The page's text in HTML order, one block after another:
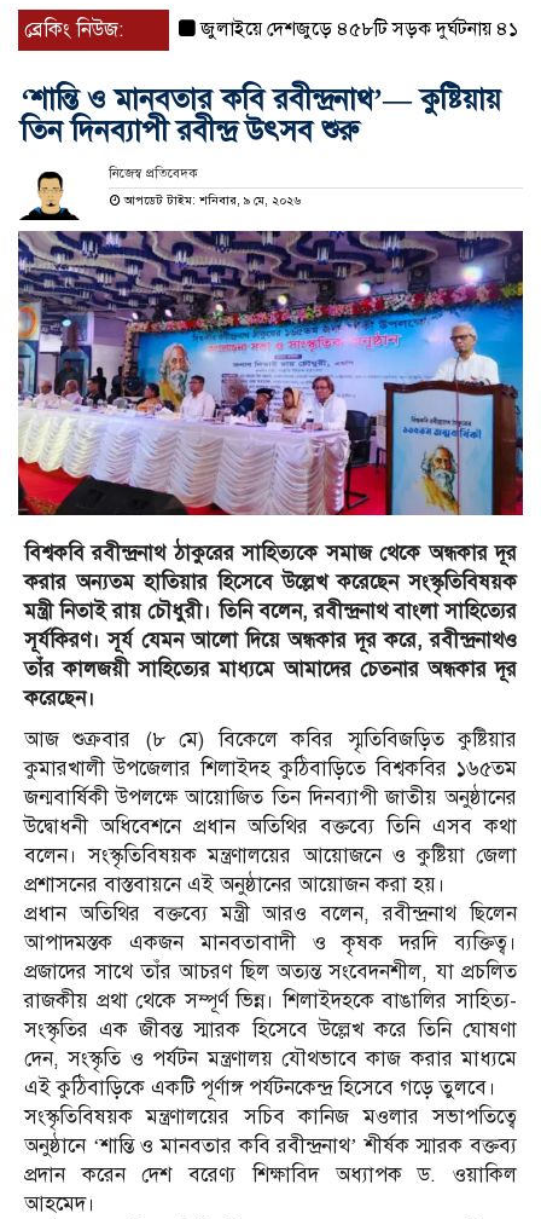
ব্রেকিং নিউজ: জুলাইয়ে দেশজুড়ে ৪৫৮টি সড়ক দুর্ঘটনায় ৪১৬ জন
‘শান্তি ও মানবতার কবি রবীন্দ্রনাথ’— কুষ্টিয়ায়
তিন দিনব্যাপী রবীন্দ্র উৎসব শুরু
নিজেস্ব প্রতিবেদক
আপডেট টাইম: শনিবার, ৯ মে, ২০২৬
​বিশ্বকবি রবীন্দ্রনাথ ঠাকুরের সাহিত্যকে সমাজ থেকে অন্ধকার দূর
করার অন্যতম হাতিয়ার হিসেবে উল্লেখ করেছেন সংস্কৃতিবিষয়ক
মন্ত্রী নিতাই রায় চৌধুরী। তিনি বলেন, রবীন্দ্রনাথ বাংলা সাহিত্যের
সূর্যকিরণ। সূর্য যেমন আলো দিয়ে অন্ধকার দূর করে, রবীন্দ্রনাথও
তাঁর কালজয়ী সাহিত্যের মাধ্যমে আমাদের চেতনার অন্ধকার দূর
করেছেন।
আজ শুক্রবার (৮ মে) বিকেলে কবির স্মৃতিবিজড়িত কুষ্টিয়ার
কুমারখালী উপজেলার শিলাইদহ কুঠিবাড়িতে বিশ্বকবির ১৬৫তম
জন্মবার্ষিকী উপলক্ষে আয়োজিত তিন দিনব্যাপী জাতীয় অনুষ্ঠানের
উদ্বোধনী অধিবেশনে প্রধান অতিথির বক্তব্যে তিনি এসব কথা
বলেন। সংস্কৃতিবিষয়ক মন্ত্রণালয়ের আয়োজনে ও কুষ্টিয়া জেলা
প্রশাসনের বাস্তবায়নে এই অনুষ্ঠানের আয়োজন করা হয়।
​প্রধান অতিথির বক্তব্যে মন্ত্রী আরও বলেন, রবীন্দ্রনাথ ছিলেন
আপাদমস্তক একজন মানবতাবাদী ও কৃষক দরদি ব্যক্তিত্ব।
প্রজাদের সাথে তাঁর আচরণ ছিল অত্যন্ত সংবেদনশীল, যা প্রচলিত
রাজকীয় প্রথা থেকে সম্পূর্ণ ভিন্ন। শিলাইদহকে বাঙালির সাহিত্য-
সংস্কৃতির এক জীবন্ত স্মারক হিসেবে উল্লেখ করে তিনি ঘোষণা
দেন, সংস্কৃতি ও পর্যটন মন্ত্রণালয় যৌথভাবে কাজ করার মাধ্যমে
এই কুঠিবাড়িকে একটি পূর্ণাঙ্গ পর্যটনকেন্দ্র হিসেবে গড়ে তুলবে।
​সংস্কৃতিবিষয়ক মন্ত্রণালয়ের সচিব কানিজ মওলার সভাপতিত্বে
অনুষ্ঠানে ‘শান্তি ও মানবতার কবি রবীন্দ্রনাথ’ শীর্ষক স্মারক বক্তব্য
প্রদান করেন দেশ বরেণ্য শিক্ষাবিদ অধ্যাপক ড. ওয়াকিল
আহমেদ।